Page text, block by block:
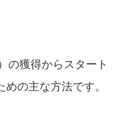
の獲得からスタート
の主な方法です。